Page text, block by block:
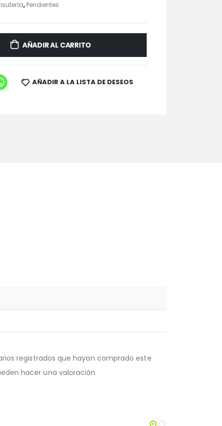
, Pendientes
AÑADIR AL CARRITO
AÑADIR A LA LISTA DE DESEOS
registrados que hayan comprado este
hacer una valoración.